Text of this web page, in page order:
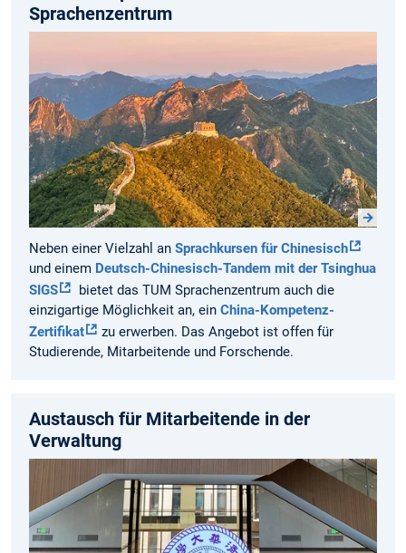
Sprachenzentrum
Neben einer Vielzahl an Sprachkursen für Chinesisch
und einem Deutsch-Chinesisch-Tandem mit der Tsinghua
SIGS
bietet das TUM Sprachenzentrum auch die
einzigartige Möglichkeit an, ein China-Kompetenz-
Zertifikat
zu erwerben. Das Angebot ist offen für
Studierende, Mitarbeitende und Forschende.
Austausch für Mitarbeitende in der
Verwaltung